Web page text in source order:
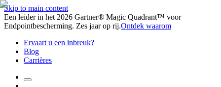
Skip to main content
Een leider in het 2026 Gartner® Magic Quadrant™ voor
Endpointbescherming. Zes jaar op rij.Ontdek waarom
Ervaart u een inbreuk?
Blog
Carrières